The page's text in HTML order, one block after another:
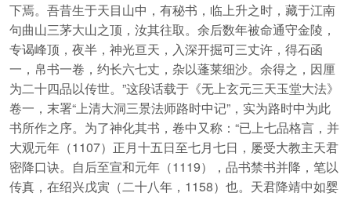
下焉。吾昔生于天目山中，有秘书，临上升之时，藏于江南
句曲山三茅大山之顶，汝其往取。余后数年被命通守金陵，
专谒峰顶，夜半，神光亘天，入深开掘可三丈许，得石函
一，帛书一卷，约长六七丈，杂以蓬莱细沙。余得之，因厘
为二十四品以传世。”这段话载于《无上玄元三天玉堂大法》
卷一，末署“上清大洞三景法师路时中记”，实为路时中为此
书所作之序。为了神化其书，卷中又称：“已上七品格言，并
大观元年（1107）正月十五日至七月七日，屡受大教主天君
密降口诀。自后至宣和元年（1119），品书禁书并降，笔以
传真，在绍兴戊寅（二十八年，1158）也。天君降靖中如婴